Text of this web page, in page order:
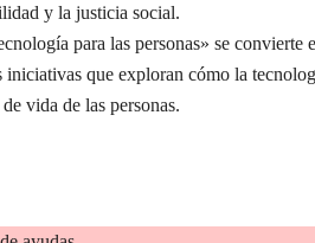
y la justicia social.
para las personas» se
iniciativas que exploran cómo la
vida de las personas.